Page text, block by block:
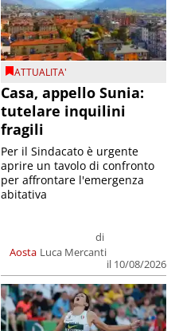
ATTUALITA'
Casa, appello Sunia:
tutelare inquilini
fragili
Aosta
di
Luca Mercanti
il 10/08/2026
Per il Sindacato è urgente
aprire un tavolo di confronto
per affrontare l'emergenza
abitativa